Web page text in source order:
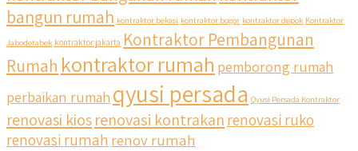
bangun rumah kontraktor bekasi kontraktor bogor kontraktor depok Kontraktor
Jabodetabek kontraktor jakarta Kontraktor Pembangunan
Rumah kontraktor rumah pemborong rumah
perbaikan rumah qyusi persada Qyusi Persada Kontraktor
renovasi kiosrenovasi kontrakanrenovasi ruko
renovasi rumah renov rumah